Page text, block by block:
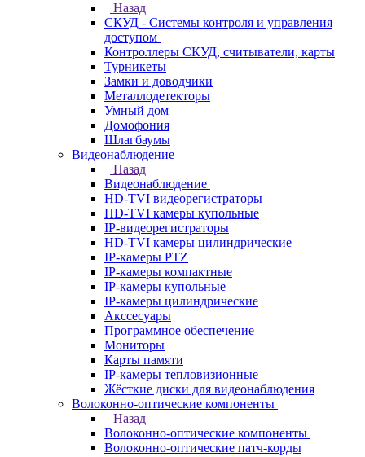
Назад
СКУД - Системы контроля и управления
доступом
Контроллеры СКУД, считыватели, карты
Турникеты
Замки и доводчики
Металлодетекторы
Умный дом
Домофония
Шлагбаумы
Видеонаблюдение
Назад
Видеонаблюдение
HD-TVI видеорегистраторы
HD-TVI камеры купольные
IP-видеорегистраторы
HD-TVI камеры цилиндрические
IP-камеры PTZ
IP-камеры компактные
IP-камеры купольные
IP-камеры цилиндрические
Акссесуары
Программное обеспечение
Мониторы
Карты памяти
IP-камеры тепловизионные
Жёсткие диски для видеонаблюдения
Волоконно-оптические компоненты
Назад
Волоконно-оптические компоненты
Волоконно-оптические патч-корды